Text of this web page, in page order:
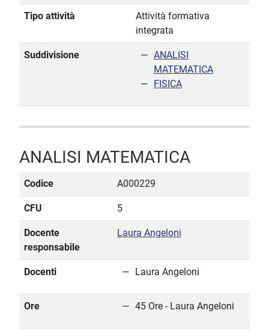
Tipo attività
Attività formativa
integrata
Suddivisione
ANALISI
MATEMATICA
FISICA
ANALISI MATEMATICA
Codice A000229
CFU 5
Docente
responsabile
Laura Angeloni
Docenti Laura Angeloni
Ore 45 Ore - Laura Angeloni